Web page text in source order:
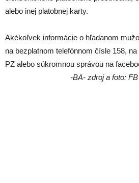
alebo inej platobnej karty.
Akékoľvek informácie o hľadanom
na bezplatnom telefónnom čísle 158,
PZ alebo súkromnou správou na
-BA- zdroj a foto: